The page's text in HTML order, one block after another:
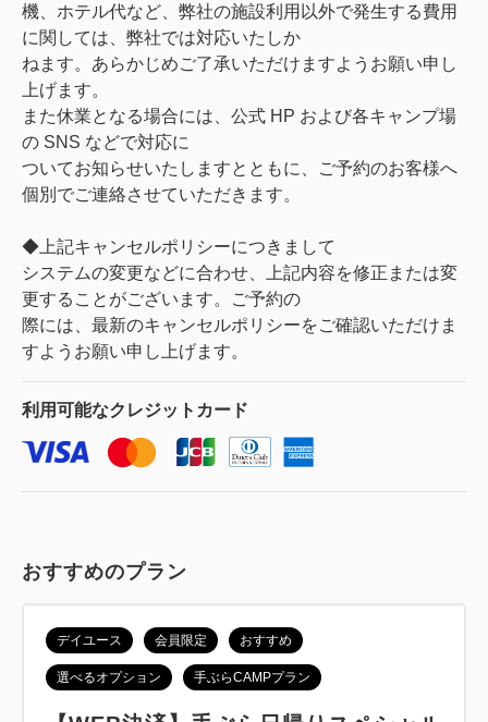
機、ホテル代など、弊社の施設利⽤以外で発⽣する費⽤
に関しては、弊社では対応いたしか
ねます。あらかじめご了承いただけますようお願い申し
上げます。
また休業となる場合には、公式 HP および各キャンプ場
の SNS などで対応に
ついてお知らせいたしますとともに、ご予約のお客様へ
個別でご連絡させていただきます。
◆上記キャンセルポリシーにつきまして
システムの変更などに合わせ、上記内容を修正または変
更することがございます。ご予約の
際には、最新のキャンセルポリシーをご確認いただけま
すようお願い申し上げます。
利用可能なクレジットカード
おすすめのプラン
デイユース 会員限定 おすすめ
選べるオプション 手ぶらCAMPプラン